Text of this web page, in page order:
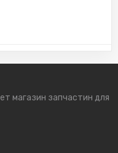
магазин запчастин для